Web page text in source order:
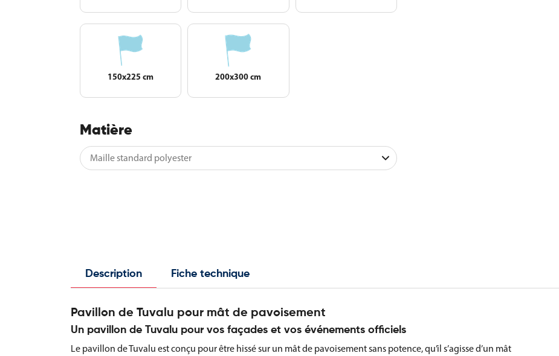
150x225 cm 200x300 cm
Matière
Description Fiche technique
Pavillon de Tuvalu pour mât de pavoisement
Un pavillon de Tuvalu pour vos façades et vos événements officiels
Le pavillon de Tuvalu est conçu pour être hissé sur un mât de pavoisement sans potence, qu’il s’agisse d’un mât